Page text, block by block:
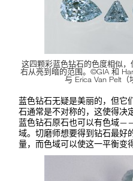
这四颗彩蓝色钻石的色度相似
右从亮到暗的范围。©GIA 和
与 Erica Van Pelt（
蓝色钻石无疑是美丽的，但它
石通常是不对称的，这使得决
蓝色钻石原石也可以有色域
域。切磨师想要得到钻石最好
量，而色域可以使这一平衡变